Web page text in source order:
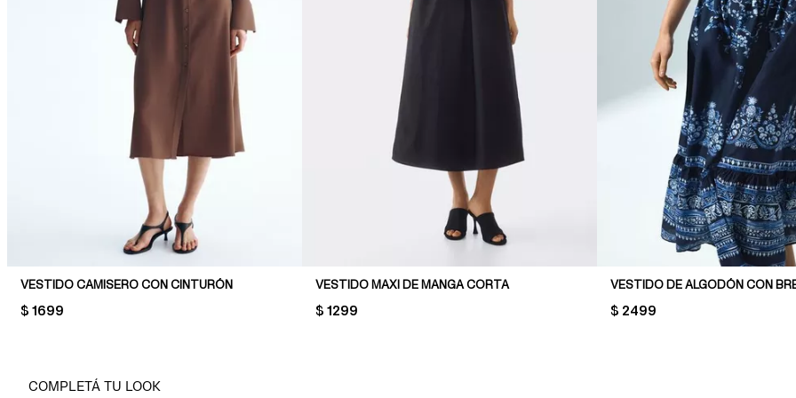
VESTIDO CAMISERO CON CINTURÓN
PRICE:
$ 1699
VESTIDO MAXI DE MANGA CORTA
PRICE:
$ 1299 PRICE:
$ 2499
COMPLETÁ TU LOOK